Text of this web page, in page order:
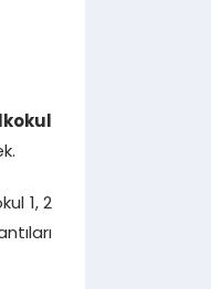
1, 2